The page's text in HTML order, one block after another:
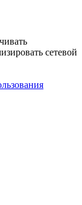
сетевой